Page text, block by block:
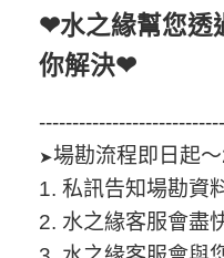
❤水之緣幫您透
你解決❤
➤場勘流程即日起
1. 私訊告知場勘資
2. 水之緣客服會盡